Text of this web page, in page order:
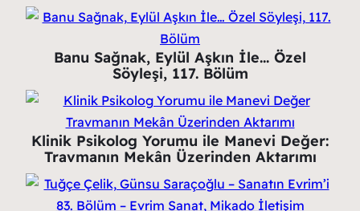
Banu Sağnak, Eylül Aşkın İle… Özel
Söyleşi, 117. Bölüm
Klinik Psikolog Yorumu ile Manevi Değer:
Travmanın Mekân Üzerinden Aktarımı